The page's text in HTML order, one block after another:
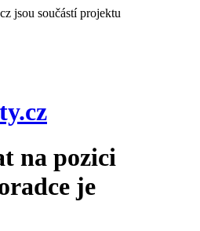
jsou součástí projektu
.cz
na pozici
je